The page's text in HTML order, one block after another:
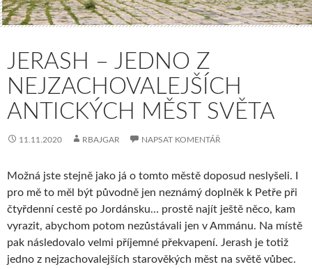
JERASH – JEDNO Z
NEJZACHOVALEJŠÍCH
ANTICKÝCH MĚST SVĚTA
11.11.2020 RBAJGAR NAPSAT KOMENTÁŘ
Možná jste stejně jako já o tomto městě doposud neslyšeli. I
pro mě to měl být původně jen neznámý doplněk k Petře při
čtyřdenní cestě po Jordánsku… prostě najít ještě něco, kam
vyrazit, abychom potom nezůstávali jen v Ammánu. Na místě
pak následovalo velmi příjemné překvapení. Jerash je totiž
jedno z nejzachovalejších starověkých měst na světě vůbec.